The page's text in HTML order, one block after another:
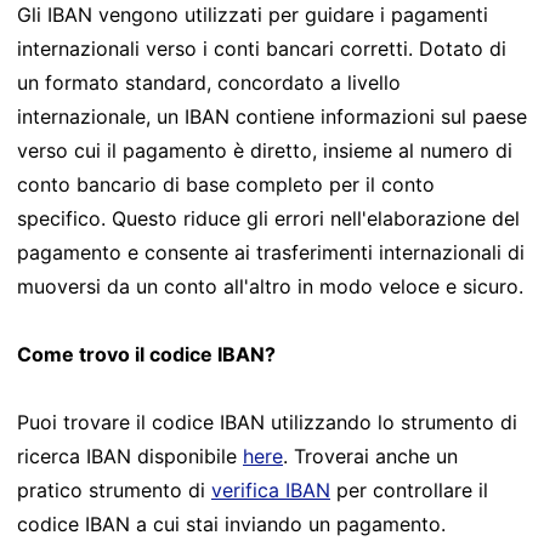
Gli IBAN vengono utilizzati per guidare i pagamenti
internazionali verso i conti bancari corretti. Dotato di
un formato standard, concordato a livello
internazionale, un IBAN contiene informazioni sul paese
verso cui il pagamento è diretto, insieme al numero di
conto bancario di base completo per il conto
specifico. Questo riduce gli errori nell'elaborazione del
pagamento e consente ai trasferimenti internazionali di
muoversi da un conto all'altro in modo veloce e sicuro.
Come trovo il codice IBAN?
Puoi trovare il codice IBAN utilizzando lo strumento di
ricerca IBAN disponibile here. Troverai anche un
pratico strumento di verifica IBAN per controllare il
codice IBAN a cui stai inviando un pagamento.